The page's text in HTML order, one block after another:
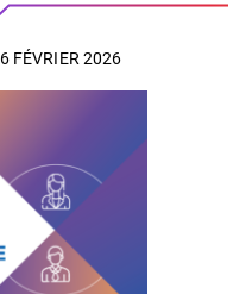
FÉVRIER 2026